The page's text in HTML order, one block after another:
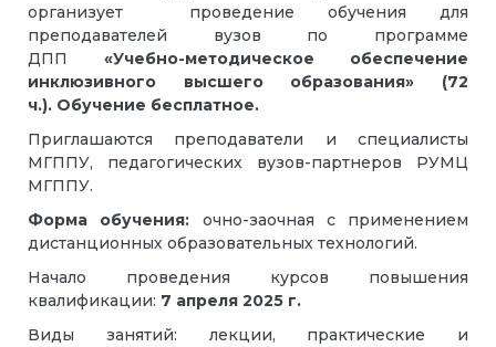
организует проведение обучения для
преподавателей вузов по программе
ДПП «Учебно-методическое обеспечение
инклюзивного высшего образования» (72
ч.). Обучение бесплатное.
Приглашаются преподаватели и специалисты
МГППУ, педагогических вузов-партнеров РУМЦ
МГППУ.
Форма обучения: очно-заочная с применением
дистанционных образовательных технологий.
Начало проведения курсов повышения
квалификации: 7 апреля 2025 г.
Виды занятий: лекции, практические и